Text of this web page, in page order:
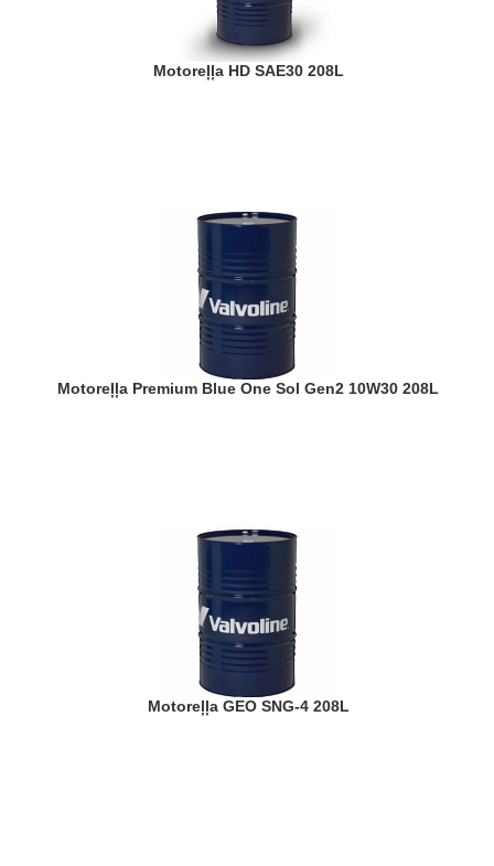
Motoreļļa HD SAE30 208L
Motoreļļa Premium Blue One Sol Gen2 10W30 208L
Motoreļļa GEO SNG-4 208L